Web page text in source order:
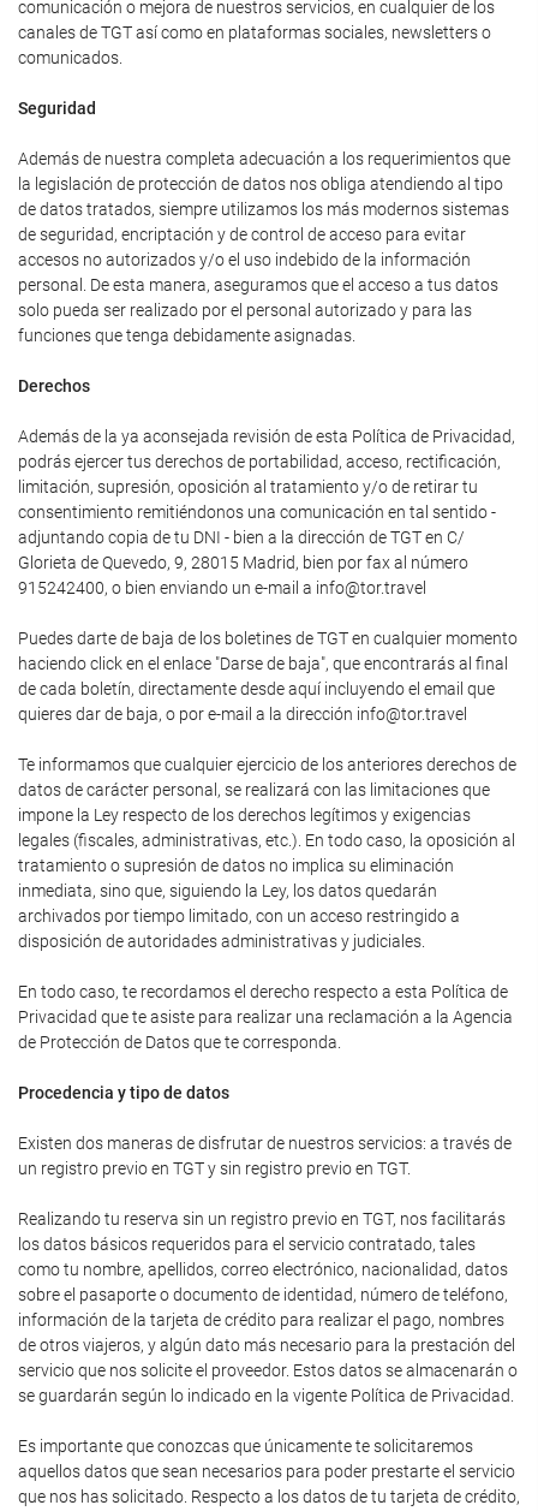
comunicación o mejora de nuestros servicios, en cualquier de los
canales de TGT así como en plataformas sociales, newsletters o
comunicados.
Seguridad
Además de nuestra completa adecuación a los requerimientos que
la legislación de protección de datos nos obliga atendiendo al tipo
de datos tratados, siempre utilizamos los más modernos sistemas
de seguridad, encriptación y de control de acceso para evitar
accesos no autorizados y/o el uso indebido de la información
personal. De esta manera, aseguramos que el acceso a tus datos
solo pueda ser realizado por el personal autorizado y para las
funciones que tenga debidamente asignadas.
Derechos
Además de la ya aconsejada revisión de esta Política de Privacidad,
podrás ejercer tus derechos de portabilidad, acceso, rectificación,
limitación, supresión, oposición al tratamiento y/o de retirar tu
consentimiento remitiéndonos una comunicación en tal sentido -
adjuntando copia de tu DNI - bien a la dirección de TGT en C/
Glorieta de Quevedo, 9, 28015 Madrid, bien por fax al número
915242400, o bien enviando un e-mail a info@tor.travel
Puedes darte de baja de los boletines de TGT en cualquier momento
haciendo click en el enlace "Darse de baja", que encontrarás al final
de cada boletín, directamente desde aquí incluyendo el email que
quieres dar de baja, o por e-mail a la dirección info@tor.travel
Te informamos que cualquier ejercicio de los anteriores derechos de
datos de carácter personal, se realizará con las limitaciones que
impone la Ley respecto de los derechos legítimos y exigencias
legales (fiscales, administrativas, etc.). En todo caso, la oposición al
tratamiento o supresión de datos no implica su eliminación
inmediata, sino que, siguiendo la Ley, los datos quedarán
archivados por tiempo limitado, con un acceso restringido a
disposición de autoridades administrativas y judiciales.
En todo caso, te recordamos el derecho respecto a esta Política de
Privacidad que te asiste para realizar una reclamación a la Agencia
de Protección de Datos que te corresponda.
Procedencia y tipo de datos
Existen dos maneras de disfrutar de nuestros servicios: a través de
un registro previo en TGT y sin registro previo en TGT.
Realizando tu reserva sin un registro previo en TGT, nos facilitarás
los datos básicos requeridos para el servicio contratado, tales
como tu nombre, apellidos, correo electrónico, nacionalidad, datos
sobre el pasaporte o documento de identidad, número de teléfono,
información de la tarjeta de crédito para realizar el pago, nombres
de otros viajeros, y algún dato más necesario para la prestación del
servicio que nos solicite el proveedor. Estos datos se almacenarán o
se guardarán según lo indicado en la vigente Política de Privacidad.
Es importante que conozcas que únicamente te solicitaremos
aquellos datos que sean necesarios para poder prestarte el servicio
que nos has solicitado. Respecto a los datos de tu tarjeta de crédito,